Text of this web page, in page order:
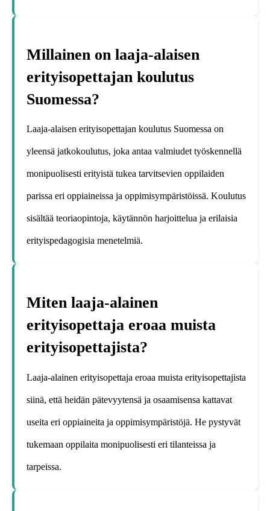
Millainen on laaja-alaisen
erityisopettajan koulutus
Suomessa?
Laaja-alaisen erityisopettajan koulutus Suomessa on
yleensä jatkokoulutus, joka antaa valmiudet työskennellä
monipuolisesti erityistä tukea tarvitsevien oppilaiden
parissa eri oppiaineissa ja oppimisympäristöissä. Koulutus
sisältää teoriaopintoja, käytännön harjoittelua ja erilaisia
erityispedagogisia menetelmiä.
Miten laaja-alainen
erityisopettaja eroaa muista
erityisopettajista?
Laaja-alainen erityisopettaja eroaa muista erityisopettajista
siinä, että heidän pätevyytensä ja osaamisensa kattavat
useita eri oppiaineita ja oppimisympäristöjä. He pystyvät
tukemaan oppilaita monipuolisesti eri tilanteissa ja
tarpeissa.